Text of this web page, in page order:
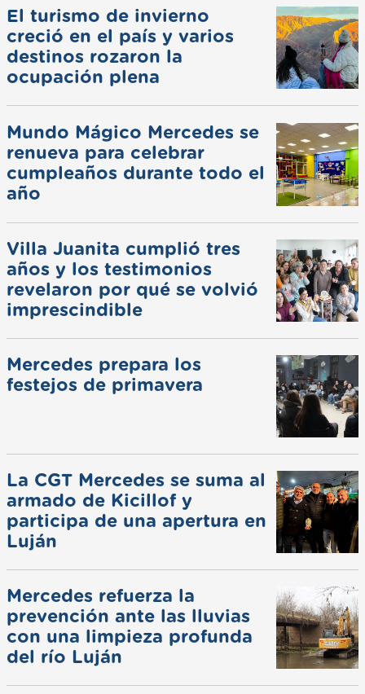
El turismo de invierno
creció en el país y varios
destinos rozaron la
ocupación plena
Mundo Mágico Mercedes se
renueva para celebrar
cumpleaños durante todo el
año
Villa Juanita cumplió tres
años y los testimonios
revelaron por qué se volvió
imprescindible
Mercedes prepara los
festejos de primavera
La CGT Mercedes se suma al
armado de Kicillof y
participa de una apertura en
Luján
Mercedes refuerza la
prevención ante las lluvias
con una limpieza profunda
del río Luján